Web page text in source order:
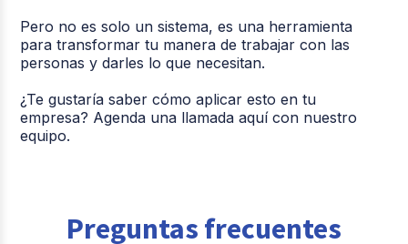
Pero no es solo un sistema, es una herramienta
para transformar tu manera de trabajar con las
personas y darles lo que necesitan.
¿Te gustaría saber cómo aplicar esto en tu
empresa? Agenda una llamada aquí con nuestro
equipo.
Preguntas frecuentes